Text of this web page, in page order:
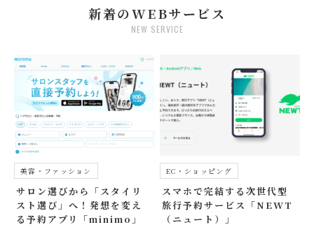
新着のWEBサービス
NEW SERVICE
美容・ファッション
サロン選びから「スタイリ
スト選び」へ！発想を変え
る予約アプリ「minimo」
EC・ショッピング
スマホで完結する次世代型
旅行予約サービス「NEWT
（ニュート）」